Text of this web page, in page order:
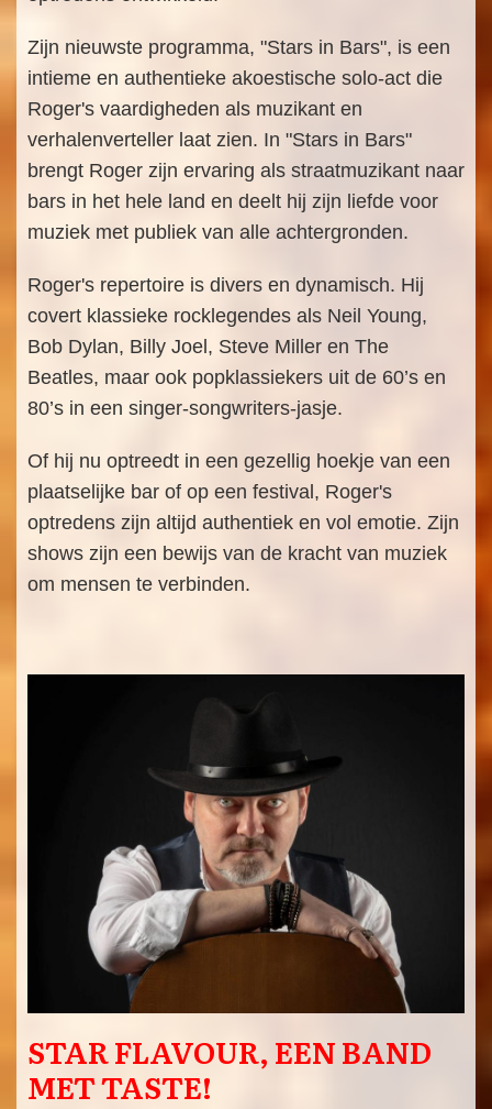
Zijn nieuwste programma, "Stars in Bars", is een
intieme en authentieke akoestische solo-act die
Roger's vaardigheden als muzikant en
verhalenverteller laat zien. In "Stars in Bars"
brengt Roger zijn ervaring als straatmuzikant naar
bars in het hele land en deelt hij zijn liefde voor
muziek met publiek van alle achtergronden.
Roger's repertoire is divers en dynamisch. Hij
covert klassieke rocklegendes als Neil Young,
Bob Dylan, Billy Joel, Steve Miller en The
Beatles, maar ook popklassiekers uit de 60’s en
80’s in een singer-songwriters-jasje.
Of hij nu optreedt in een gezellig hoekje van een
plaatselijke bar of op een festival, Roger's
optredens zijn altijd authentiek en vol emotie. Zijn
shows zijn een bewijs van de kracht van muziek
om mensen te verbinden.
STAR FLAVOUR, EEN BAND
MET TASTE!